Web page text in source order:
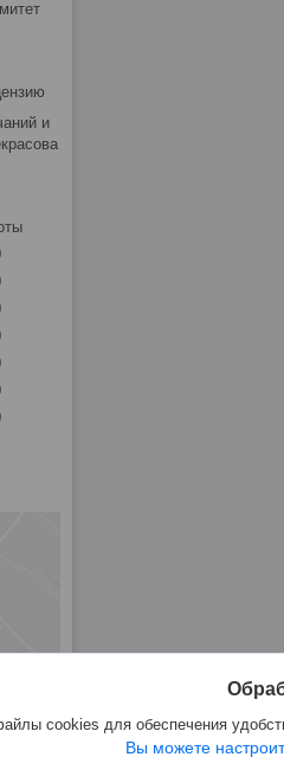
и
cookies для обеспечения
Вы можете